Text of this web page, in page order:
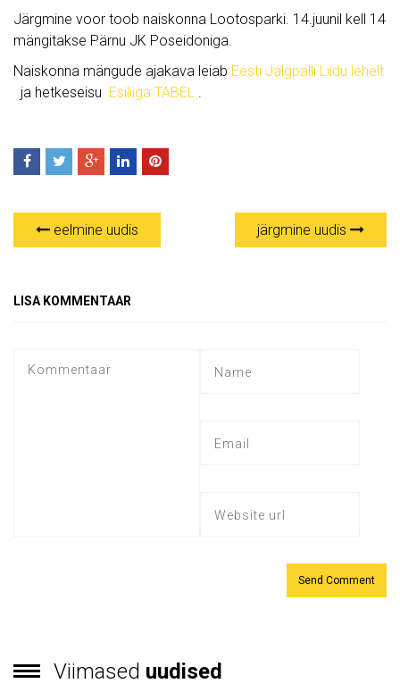
Järgmine voor toob naiskonna Lootosparki. 14.juunil kell 14
mängitakse Pärnu JK Poseidoniga.
Naiskonna mängude ajakava leiab Eesti Jalgpalli Liidu lehelt
ja hetkeseisu Esiliiga TABEL .
eelmine uudis järgmine uudis
LISA KOMMENTAAR
Viimased uudised